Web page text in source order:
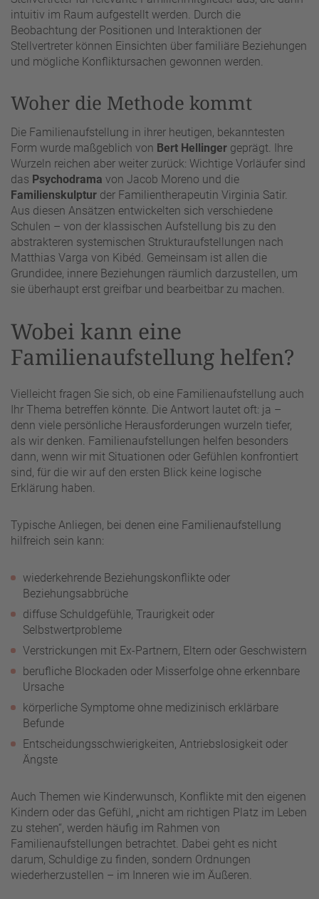
intuitiv im Raum aufgestellt werden. Durch die
Beobachtung der Positionen und Interaktionen der
Stellvertreter können Einsichten über familiäre Beziehungen
und mögliche Konfliktursachen gewonnen werden.
Woher die Methode kommt
Die Familienaufstellung in ihrer heutigen, bekanntesten
Form wurde maßgeblich von Bert Hellinger geprägt. Ihre
Wurzeln reichen aber weiter zurück: Wichtige Vorläufer sind
das Psychodrama von Jacob Moreno und die
Familienskulptur der Familientherapeutin Virginia Satir.
Aus diesen Ansätzen entwickelten sich verschiedene
Schulen – von der klassischen Aufstellung bis zu den
abstrakteren systemischen Strukturaufstellungen nach
Matthias Varga von Kibéd. Gemeinsam ist allen die
Grundidee, innere Beziehungen räumlich darzustellen, um
sie überhaupt erst greifbar und bearbeitbar zu machen.
Wobei kann eine
Familienaufstellung helfen?
Vielleicht fragen Sie sich, ob eine Familienaufstellung auch
Ihr Thema betreffen könnte. Die Antwort lautet oft: ja –
denn viele persönliche Herausforderungen wurzeln tiefer,
als wir denken. Familienaufstellungen helfen besonders
dann, wenn wir mit Situationen oder Gefühlen konfrontiert
sind, für die wir auf den ersten Blick keine logische
Erklärung haben.
Typische Anliegen, bei denen eine Familienaufstellung
hilfreich sein kann:
wiederkehrende Beziehungskonflikte oder
Beziehungsabbrüche
diffuse Schuldgefühle, Traurigkeit oder
Selbstwertprobleme
Verstrickungen mit Ex-Partnern, Eltern oder Geschwistern
berufliche Blockaden oder Misserfolge ohne erkennbare
Ursache
körperliche Symptome ohne medizinisch erklärbare
Befunde
Entscheidungsschwierigkeiten, Antriebslosigkeit oder
Ängste
Auch Themen wie Kinderwunsch, Konflikte mit den eigenen
Kindern oder das Gefühl, „nicht am richtigen Platz im Leben
zu stehen“, werden häufig im Rahmen von
Familienaufstellungen betrachtet. Dabei geht es nicht
darum, Schuldige zu finden, sondern Ordnungen
wiederherzustellen – im Inneren wie im Äußeren.